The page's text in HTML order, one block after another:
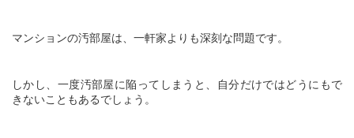
マンションの汚部屋は、一軒家よりも深刻な問題です。
しかし、一度汚部屋に陥ってしまうと、自分だけではどうにもで
きないこともあるでしょう。